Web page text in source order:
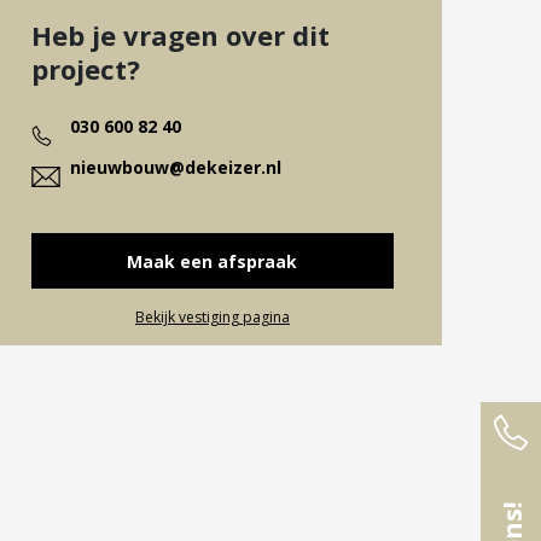
Heb je vragen over dit
project?
030 600 82 40
nieuwbouw@dekeizer.nl
Maak een afspraak
Bekijk vestiging pagina